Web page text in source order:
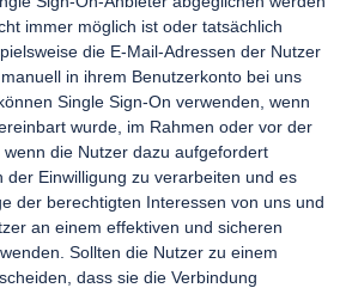
immer möglich ist oder tatsächlich
die E-Mail-Adressen der Nutzer
in ihrem Benutzerkonto bei uns
Single Sign-On verwenden, wenn
wurde, im Rahmen oder vor der
die Nutzer dazu aufgefordert
der Einwilligung zu verarbeiten und es
der berechtigten Interessen von uns und
an einem effektiven und sicheren
Sollten die Nutzer zu einem
dass sie die Verbindung